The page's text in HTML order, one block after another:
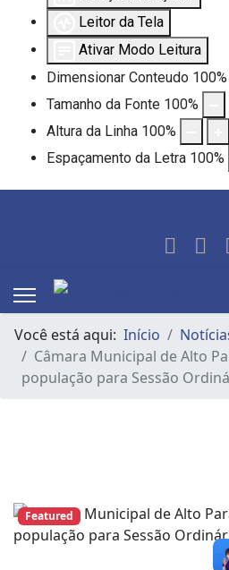
Leitor da Tela
Ativar Modo Leitura
Dimensionar Conteudo 100%
Tamanho da Fonte 100%
Altura da Linha 100%
Espaçamento da Letra 100%
Você está aqui: Início
Câmara Municipal de Alto
população para Sessão
Featured